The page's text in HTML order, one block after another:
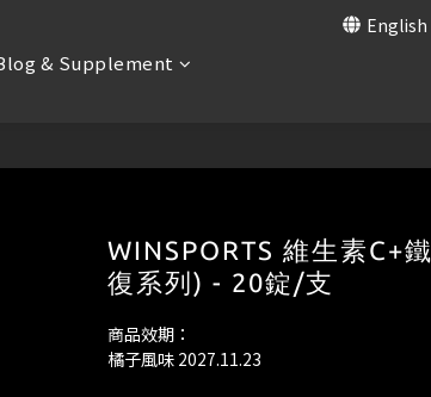
English
& Supplement
WINSPORTS 維生素C+
復系列) - 20錠/支
商品效期：
橘子風味 2027.11.23